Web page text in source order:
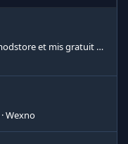
Addons Free [Addons anciennement gmodstore et mis gratuit par les créateur ou addons de serveur que les créateur on donné]
Wexno